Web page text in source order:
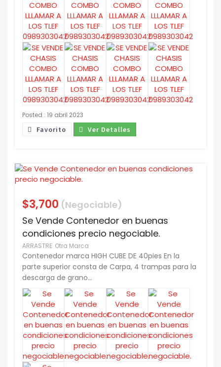
Posted : 19 abril 2023
Favorito Ver Detalles
$3,700 (Negociable)
Se Vende Contenedor en buenas
condiciones precio negociable.
ARRASTRE Otra Marca
Contenedor marca HIGH CUBE DE 40pies En la
parte superior consta de Carpa, 4 trampas para la
descarga de grano...